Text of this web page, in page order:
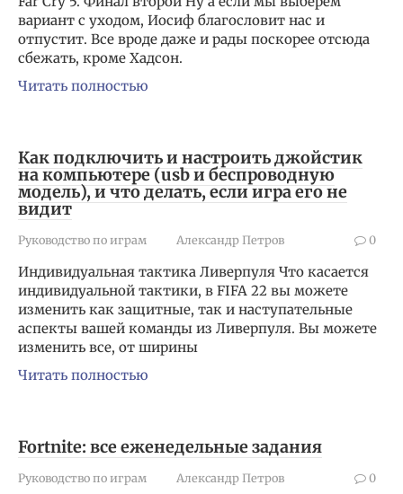
вариант с уходом, Иосиф благословит нас и
отпустит. Все вроде даже и рады поскорее отсюда
сбежать, кроме Хадсон.
Читать полностью
Как подключить и настроить джойстик
на компьютере (usb и беспроводную
модель), и что делать, если игра его не
видит
Руководство по играм Александр Петров 0
Индивидуальная тактика Ливерпуля Что касается
индивидуальной тактики, в FIFA 22 вы можете
изменить как защитные, так и наступательные
аспекты вашей команды из Ливерпуля. Вы можете
изменить все, от ширины
Читать полностью
Fortnite: все еженедельные задания
Руководство по играм Александр Петров 0